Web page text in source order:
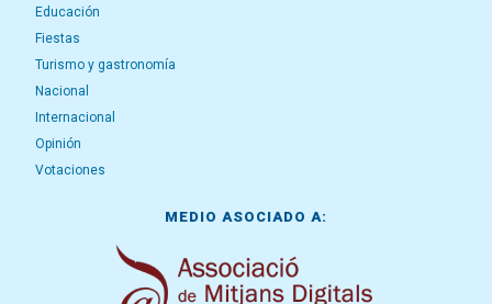
Educación
Fiestas
Turismo y gastronomía
Nacional
Internacional
Opinión
Votaciones
MEDIO ASOCIADO A: